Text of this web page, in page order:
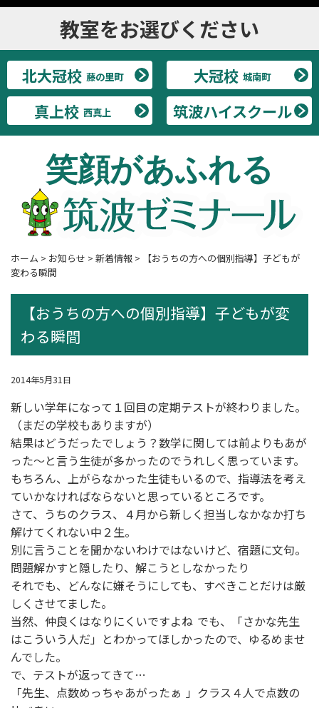
教室をお選びください
北大冠校 藤の里町 大冠校 城南町
真上校 西真上 筑波ハイスクール
笑顔があふれる
ホーム > お知らせ > 新着情報 >
【おうちの方への個別指導】子どもが
変わる瞬間
【おうちの方への個別指導】子どもが変
わる瞬間
2014年5月31日
新しい学年になって１回目の定期テストが終わりました。
（まだの学校もありますが）
結果はどうだったでしょう？数学に関しては前よりもあが
った～と言う生徒が多かったのでうれしく思っています。
もちろん、上がらなかった生徒もいるので、指導法を考え
ていかなければならないと思っているところです。
さて、うちのクラス、４月から新しく担当しなかなか打ち
解けてくれない中２生。
別に言うことを聞かないわけではないけど、宿題に文句。
問題解かすと隠したり、解こうとしなかったり
それでも、どんなに嫌そうにしても、すべきことだけは厳
しくさせてました。
当然、仲良くはなりにくいですよね でも、「さかな先生
はこういう人だ」とわかってほしかったので、ゆるめませ
んでした。
で、テストが返ってきて…
「先生、点数めっちゃあがったぁ 」クラス４人で点数の